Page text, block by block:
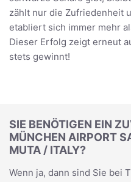
zählt nur die Zufriedenheit
etabliert sich immer mehr
Dieser Erfolg zeigt erneut
stets gewinnt!
SIE BENÖTIGEN EIN
MÜNCHEN AIRPORT
MUTA / ITALY?
Wenn ja, dann sind Sie bei